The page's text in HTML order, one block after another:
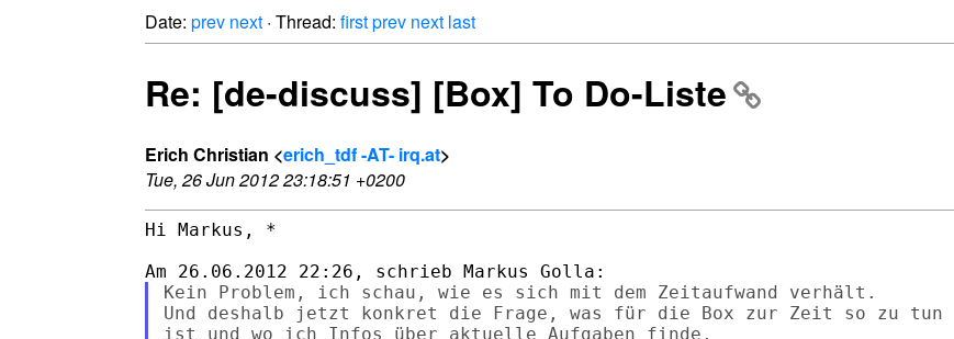
Date: prev next · Thread: firstprev next last
Re: [de-discuss] [Box] To Do-Liste
Erich Christian <erich_tdf -AT- irq.at>
Tue, 26 Jun 2012 23:18:51 +0200
Hi Markus, *
Kein Problem, ich schau, wie es sich mit dem Zeitaufwand verhält.
Und deshalb jetzt konkret die Frage, was für die Box zur Zeit so zu tun